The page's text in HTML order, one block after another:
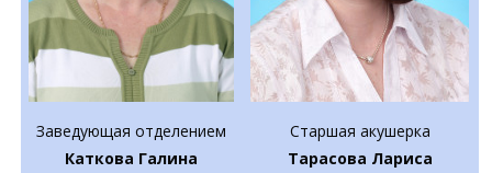
Заведующая отделением
Каткова Галина
Старшая акушерка
Тарасова Лариса